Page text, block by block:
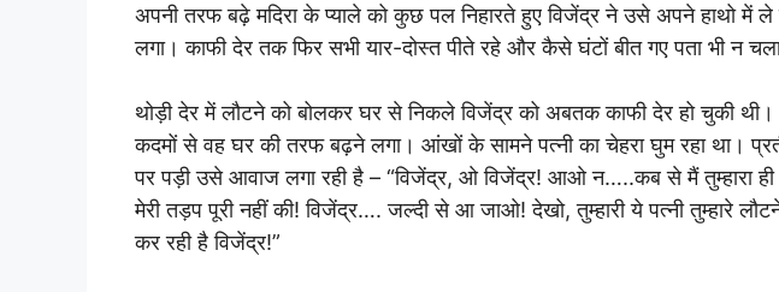
अपनी तरफ बढ़े मदिरा के प्याले को कुछ पल निहारते हुए विजेंद्र ने उसे अपने हाथो में
लगा। काफी देर तक फिर सभी यार-दोस्त पीते रहे और कैसे घंटों बीत गए पता भी न
थोड़ी देर में लौटने को बोलकर घर से निकले विजेंद्र को अबतक काफी देर हो चुकी
कदमों से वह घर की तरफ बढ़ने लगा। आंखों के सामने पत्नी का चेहरा घुम रहा था।
पर पड़ी उसे आवाज लगा रही है – “विजेंद्र, ओ विजेंद्र! आओ न…..कब से मैं तुम्हारा ही
मेरी तड़प पूरी नहीं की! विजेंद्र…. जल्दी से आ जाओ! देखो, तुम्हारी ये पत्नी तुम्हारे
कर रही है विजेंद्र!”